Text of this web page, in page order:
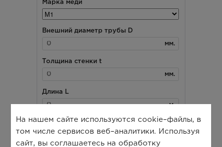
На нашем сайте используются cookie–файлы, в
том числе сервисов веб–аналитики. Используя
сайт, вы соглашаетесь на обработку